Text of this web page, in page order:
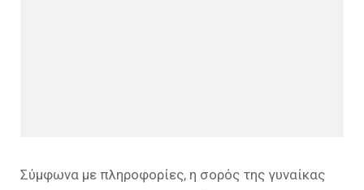
Σύμφωνα με πληροφορίες, η σορός της γυναίκας